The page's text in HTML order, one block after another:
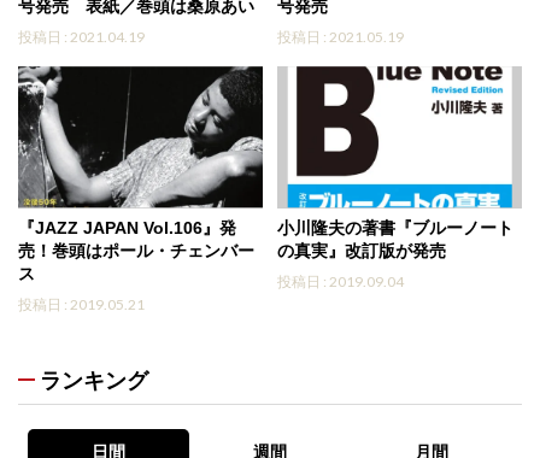
号発売 表紙／巻頭は桑原あい
投稿日 : 2021.04.19
号発売
投稿日 : 2021.05.19
『JAZZ JAPAN Vol.106』発
売！巻頭はポール・チェンバー
ス
投稿日 : 2019.05.21
小川隆夫の著書『ブルーノート
の真実』改訂版が発売
投稿日 : 2019.09.04
ランキング
日間 週間 月間